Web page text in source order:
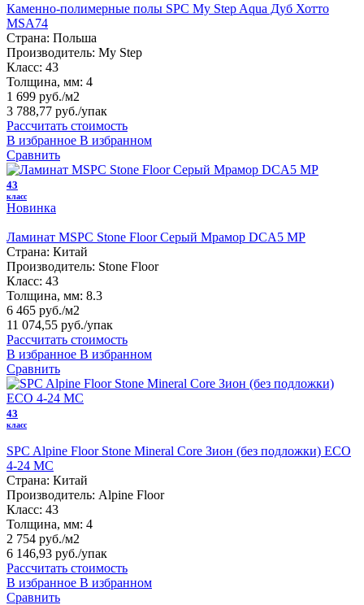
Каменно-полимерные полы SPC My Step Aqua Дуб Хотто
MSA74
Страна: Польша
Производитель: My Step
Класс: 43
Толщина, мм: 4
1 699 руб./м2
3 788,77 руб./упак
Рассчитать стоимость
В избранное В избранном
Сравнить
43
класс
Новинка
Ламинат MSPC Stone Floor Серый Мрамор DCA5 MP
Страна: Китай
Производитель: Stone Floor
Класс: 43
Толщина, мм: 8.3
6 465 руб./м2
11 074,55 руб./упак
Рассчитать стоимость
В избранное В избранном
Сравнить
43
класс
SPC Alpine Floor Stone Mineral Core Зион (без подложки) ЕСО
4-24 MC
Страна: Китай
Производитель: Alpine Floor
Класс: 43
Толщина, мм: 4
2 754 руб./м2
6 146,93 руб./упак
Рассчитать стоимость
В избранное В избранном
Сравнить